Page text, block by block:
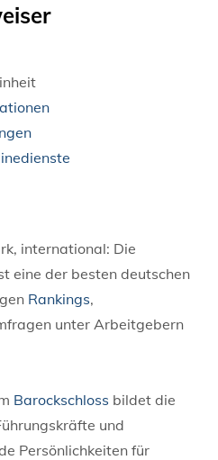
international: Die
eine der besten deutschen
Rankings,
unter Arbeitgebern
Barockschloss bildet die
und
Persönlichkeiten für